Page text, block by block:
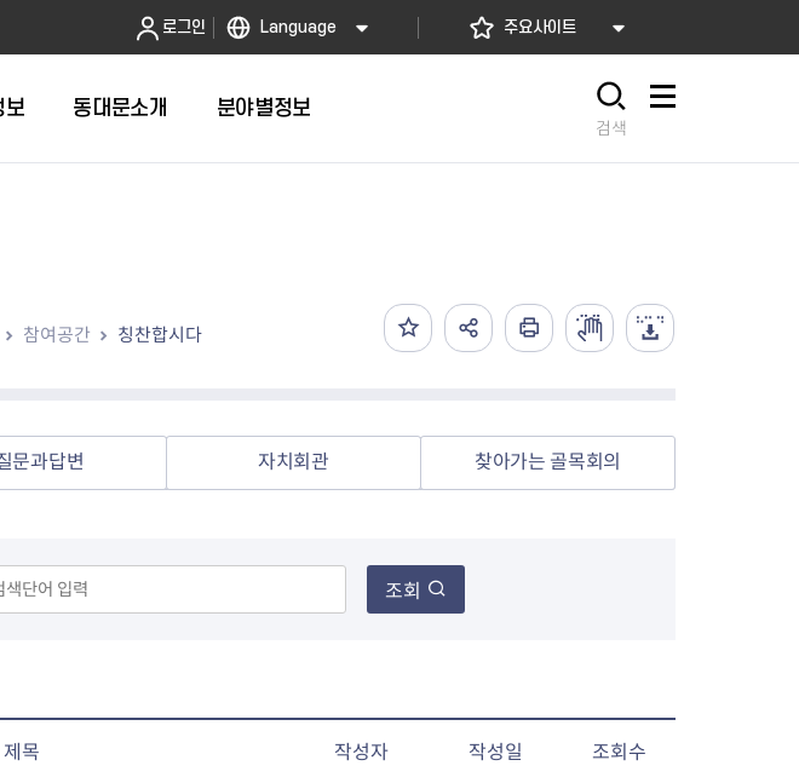
로그인 Language 주요사이트
신청
민원통합상담창구
공유공간 대관 시설 안내
나눔의 장터마당
보
계약현황
행정규제개혁
행정처분
법률상담
동대문소개
위원회
제기동
전농2동
휘경2동
공공기관
분야별정보
림서비스
바우처사업
노인
장애인
DDM 청소년아지트
안전문화운동
우리 동네 안전지도
안전 체험·교육
재난유형별 주요정책사업
재난약자 행동요령
검색
사이트맵
참여공간 칭찬합시다
문과답변 자치회관 찾아가는 골목회의
조회
제목 작성자 작성일 조회수